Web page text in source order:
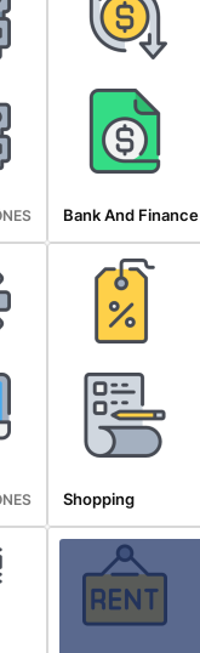
Bank And Finance
Shopping